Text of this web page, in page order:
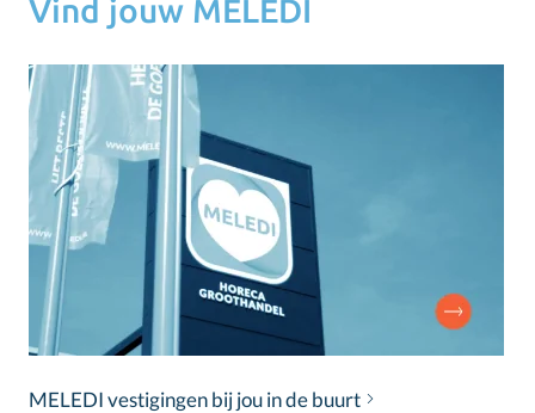
Vind jouw MELEDI
MELEDI vestigingen bij jou in de buurt